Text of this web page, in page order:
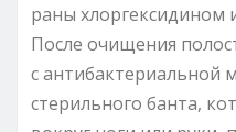
раны хлоргексидином
После очищения
с антибактериальной
стерильного банта,